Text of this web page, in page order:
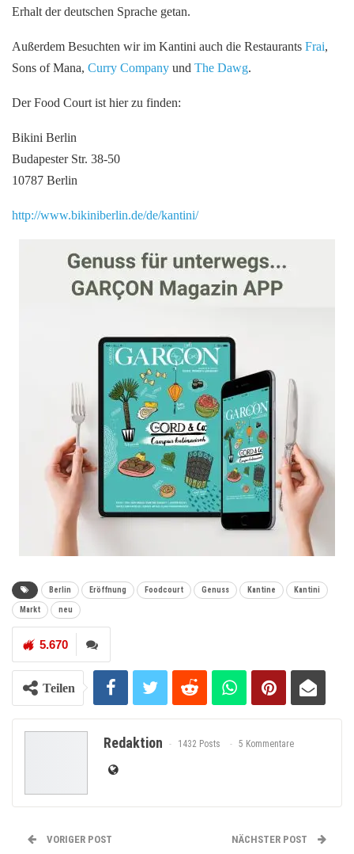
Erhalt der deutschen Sprache getan.
Außerdem Besuchten wir im Kantini auch die Restaurants Frai,
Sons of Mana, Curry Company und The Dawg.
Der Food Court ist hier zu finden:
Bikini Berlin
Budapester Str. 38-50
10787 Berlin
http://www.bikiniberlin.de/de/kantini/
Berlin Eröffnung Foodcourt Genuss Kantine Kantini
Markt neu
5.670
Teilen
Redaktion 1432 Posts 5 Kommentare
VORIGER POST NÄCHSTER POST